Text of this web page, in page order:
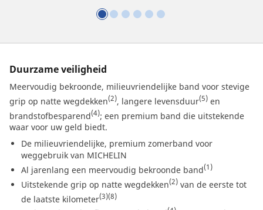
Duurzame veiligheid
Meervoudig bekroonde, milieuvriendelijke band voor stevige
grip op natte wegdekken(2), langere levensduur(5) en
brandstofbesparend(4); een premium band die uitstekende
waar voor uw geld biedt.
De milieuvriendelijke, premium zomerband voor
weggebruik van MICHELIN
Al jarenlang een meervoudig bekroonde band(1)
Uitstekende grip op natte wegdekken(2) van de eerste tot
de laatste kilometer(3)(8)